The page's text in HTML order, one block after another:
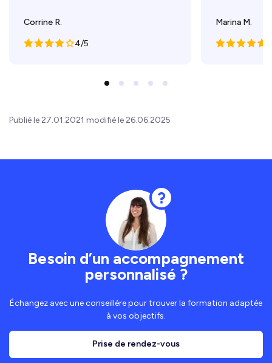
Corrine R.
4/5
Marina M.
Publié le 27.01.2021 modifié le 26.06.2025
Besoin d’un accompagnement
personnalisé ?
Échangez avec une conseillère pour trouver la formation adaptée
à vos objectifs.
Prise de rendez-vous